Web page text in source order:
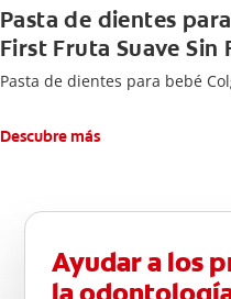
Pasta de dientes
First Fruta Suave Sin
Pasta de dientes para bebé
Descubre más
Ayudar a los